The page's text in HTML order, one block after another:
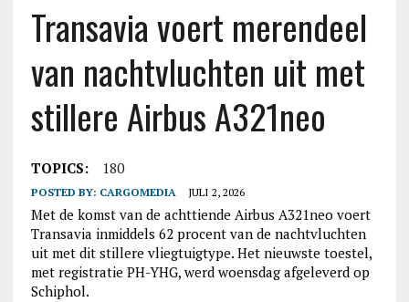
Transavia voert merendeel
van nachtvluchten uit met
stillere Airbus A321neo
TOPICS: 180
POSTED BY: CARGOMEDIA JULI 2, 2026
Met de komst van de achttiende Airbus A321neo voert
Transavia inmiddels 62 procent van de nachtvluchten
uit met dit stillere vliegtuigtype. Het nieuwste toestel,
met registratie PH-YHG, werd woensdag afgeleverd op
Schiphol.